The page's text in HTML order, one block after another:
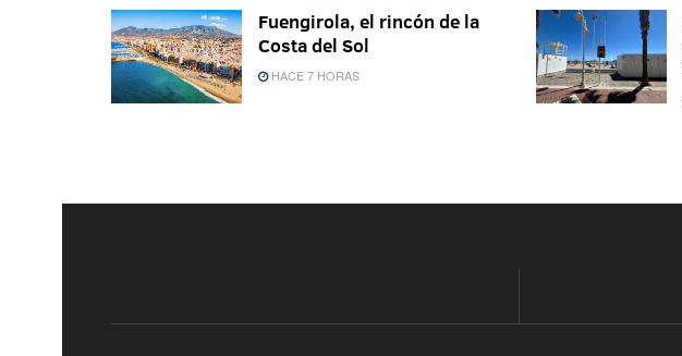
Fuengirola, el rincón de la
Costa del Sol
HACE 7 HORAS